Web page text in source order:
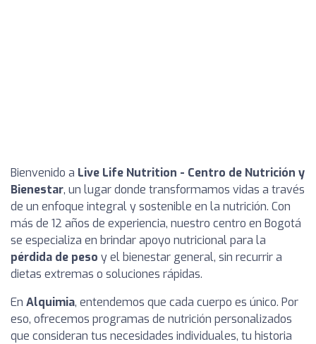
Bienvenido a Live Life Nutrition - Centro de Nutrición y
Bienestar, un lugar donde transformamos vidas a través
de un enfoque integral y sostenible en la nutrición. Con
más de 12 años de experiencia, nuestro centro en Bogotá
se especializa en brindar apoyo nutricional para la
pérdida de peso y el bienestar general, sin recurrir a
dietas extremas o soluciones rápidas.
En Alquimia, entendemos que cada cuerpo es único. Por
eso, ofrecemos programas de nutrición personalizados
que consideran tus necesidades individuales, tu historia